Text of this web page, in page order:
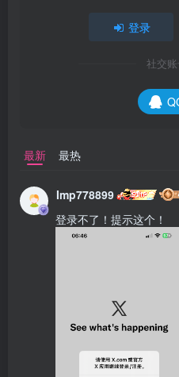
登录
社交
最新 最热
Imp778899
登录不了！提示这个！